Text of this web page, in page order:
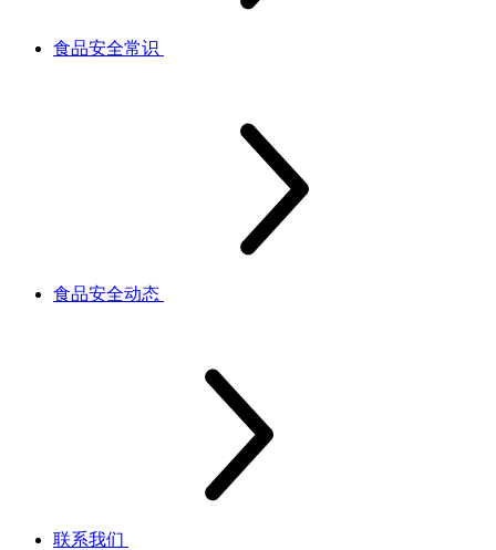
食品安全常识
食品安全动态
联系我们